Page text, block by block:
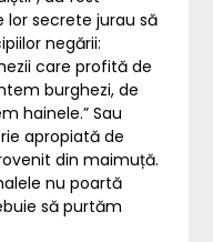
lor secrete jurau să
negării:
care profită de
burghezi, de
hainele.” Sau
apropiată de
din maimuță.
nu poartă
să purtăm